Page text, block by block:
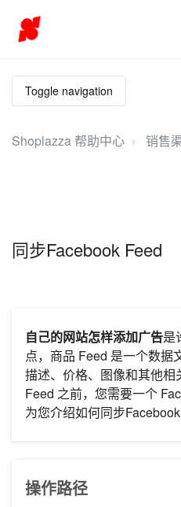
Toggle navigation
Shoplazza 帮助中心 销售
同步Facebook Feed
自己的网站怎样添加广告是
点，商品 Feed 是一个数据
描述、价格、图像和其他
Feed 之前，您需要一个
为您介绍如何同步Facebook
操作路径